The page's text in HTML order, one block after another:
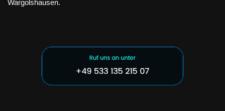
Wargolshausen.